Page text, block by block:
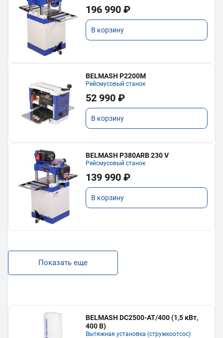
196 990 ₽
В корзину
BELMASH P2200M
Рейсмусовый станок
52 990 ₽
В корзину
BELMASH P380ARB 230 V
Рейсмусовый станок
139 990 ₽
В корзину
Показать еще
BELMASH DC2500-AT/400 (1,5 кВт,
400 В)
Вытяжная установка (стружкоотсос)